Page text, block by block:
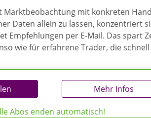
Marktbeobachtung mit konkreten
Daten allein zu lassen, konzentriert
Empfehlungen per E-Mail. Das spart
wie für erfahrene Trader, die schnell
Mehr Infos
Abos enden automatisch!